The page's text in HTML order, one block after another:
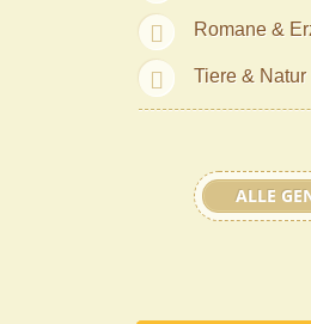
Romane &
Tiere & Natur
ALLE